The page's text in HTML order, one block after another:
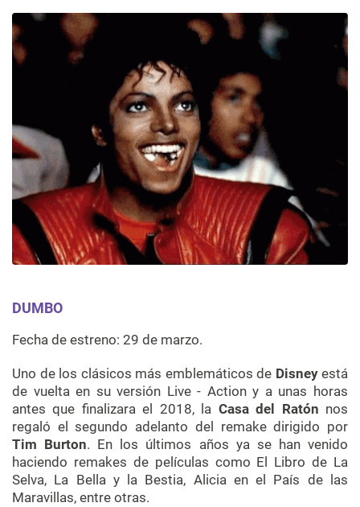
DUMBO
Fecha de estreno: 29 de marzo.
Uno de los clásicos más emblemáticos de Disneyestá
de vuelta en su versión Live - Action y a unas horas
antes que finalizara el 2018, la Casa del Ratón nos
regaló el segundo adelanto del remake dirigido por
Tim Burton. En los últimos años ya se han venido
haciendo remakes de películas como El Libro de La
Selva, La Bella y la Bestia, Alicia en el País de las
Maravillas, entre otras.